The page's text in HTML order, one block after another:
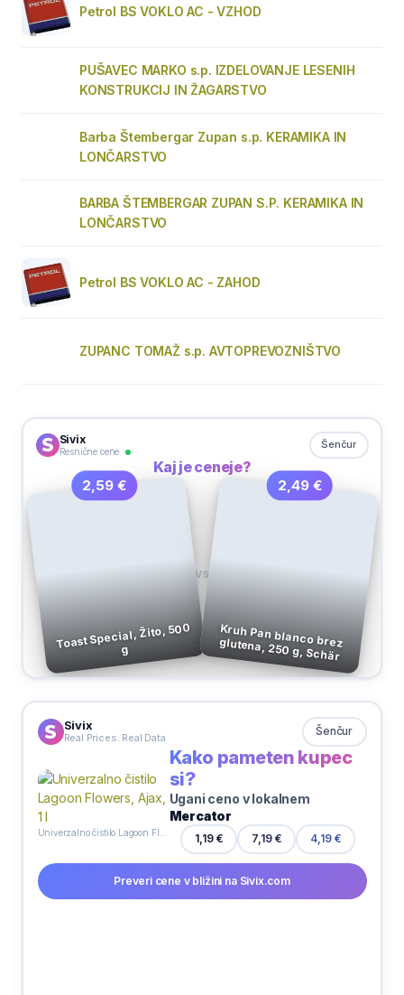
Petrol BS VOKLO AC - VZHOD
PUŠAVEC MARKO s.p. IZDELOVANJE LESENIH
KONSTRUKCIJ IN ŽAGARSTVO
Barba Štembergar Zupan s.p. KERAMIKA IN
LONČARSTVO
BARBA ŠTEMBERGAR ZUPAN S.P. KERAMIKA IN
LONČARSTVO
Petrol BS VOKLO AC - ZAHOD
ZUPANC TOMAŽ s.p. AVTOPREVOZNIŠTVO
Sivix
Resnične cene
Šenčur
Kaj je ceneje?
2,59 €
Toast Special, Žito, 500
g
VS
2,49 €
Kruh Pan blanco brez glutena, 250 g, Schär
Sivix
Real Prices. Real Data Šenčur
Kako pameten kupec
si?
Ugani ceno v lokalnem
Mercator
1,19 € 7,19 € 4,19 €
Preveri cene v bližini na Sivix.com